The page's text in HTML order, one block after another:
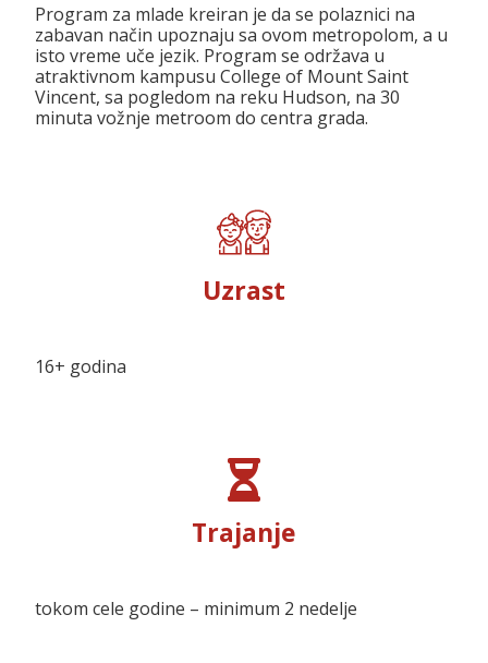
Program za mlade kreiran je da se polaznici na
zabavan način upoznaju sa ovom metropolom, a u
isto vreme uče jezik. Program se održava u
atraktivnom kampusu College of Mount Saint
Vincent, sa pogledom na reku Hudson, na 30
minuta vožnje metroom do centra grada.
Uzrast
16+ godina
Trajanje
tokom cele godine – minimum 2 nedelje